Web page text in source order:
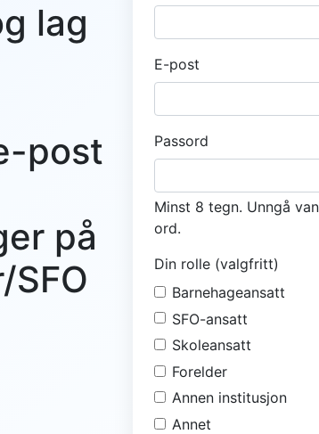
lag
post
på
E-post
Passord
Minst 8 tegn. Unngå
ord.
Din rolle (valgfritt)
Barnehageansatt
SFO-ansatt
Skoleansatt
Forelder
Annen institusjon
Annet